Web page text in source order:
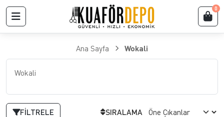
0
Ana Sayfa Wokali
Wokali
FILTRELE SIRALAMA